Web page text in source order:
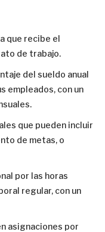
que recibe el
de trabajo.
del sueldo anual
empleados, con un
que pueden incluir
de metas, o
por las horas
regular, con un
asignaciones por